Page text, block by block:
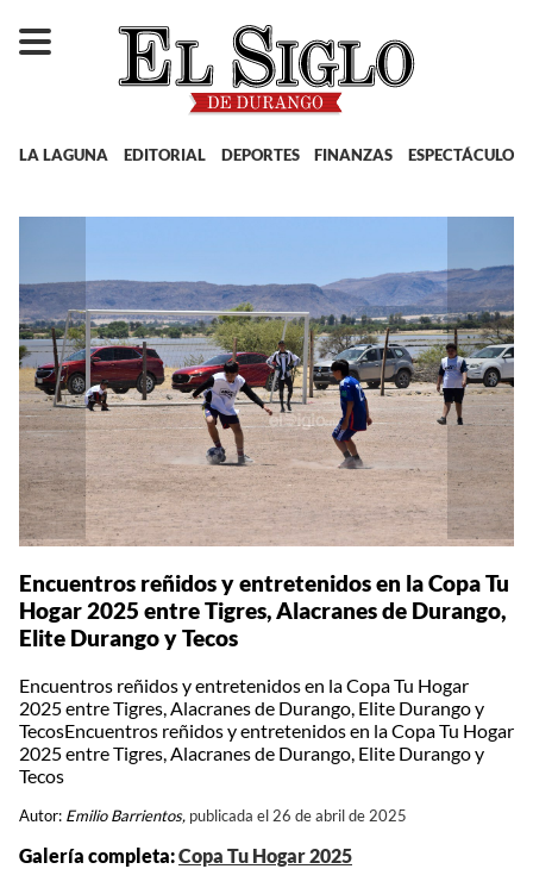
LA LAGUNA EDITORIAL DEPORTES FINANZAS ESPECTÁCULOS
Encuentros reñidos y entretenidos en la Copa Tu
Hogar 2025 entre Tigres, Alacranes de Durango,
Elite Durango y Tecos
Encuentros reñidos y entretenidos en la Copa Tu Hogar
2025 entre Tigres, Alacranes de Durango, Elite Durango y
TecosEncuentros reñidos y entretenidos en la Copa Tu Hogar
2025 entre Tigres, Alacranes de Durango, Elite Durango y
Tecos
Autor: Emilio Barrientos, publicada el 26 de abril de 2025
Galería completa:Copa Tu Hogar 2025